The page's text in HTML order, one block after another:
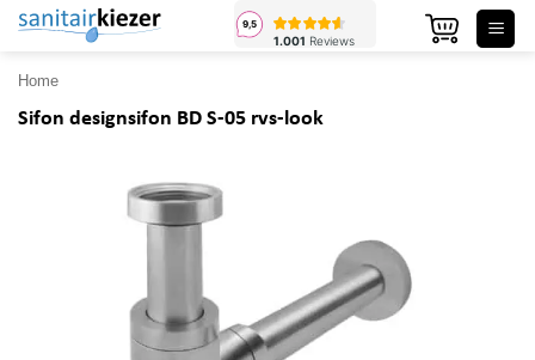
Ga
inhoud
Home
Sifon designsifon BD S-05 rvs-look